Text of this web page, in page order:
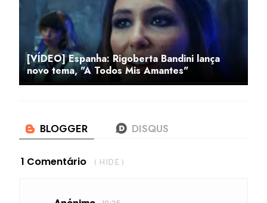
[VÍDEO] Espanha: Rigoberta Bandini lança
novo tema, "A Todos Mis Amantes"
1 Comentário ( HIDE )